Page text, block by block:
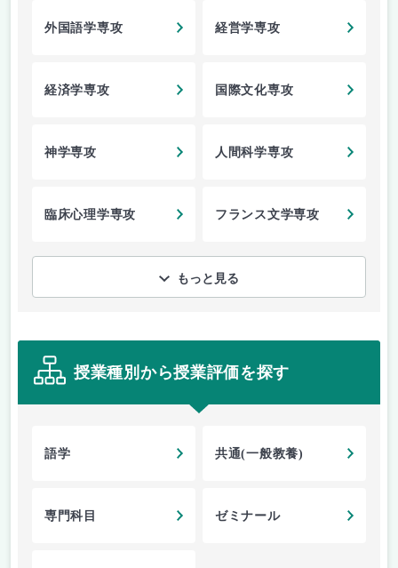
外国語学専攻 経営学専攻
経済学専攻 国際文化専攻
神学専攻 人間科学専攻
臨床心理学専攻 フランス文学専攻
もっと見る
授業種別から授業評価を探す
語学 共通(一般教養)
専門科目 ゼミナール